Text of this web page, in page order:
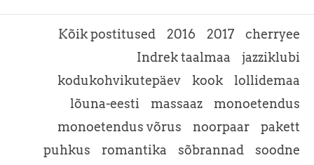
Kõik postitused 2016 2017
cherryee
Indrek taalmaa
jazziklubi
kodukohvikutepäev
kook
lollidemaa
lõuna-eesti
massaaz
monoetendus
monoetendus võrus
noorpaar
pakett
puhkus
romantika sõbrannad
soodne